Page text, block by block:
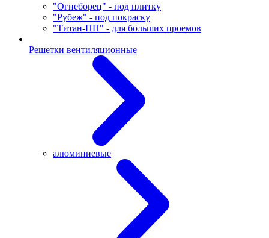
"Огнеборец" - под плитку
"Рубеж" - под покраску
"Титан-ПП" - для больших проемов
Решетки вентиляционные
алюминиевые